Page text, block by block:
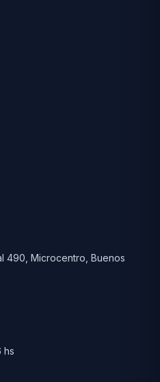
490, Microcentro, Buenos
hs